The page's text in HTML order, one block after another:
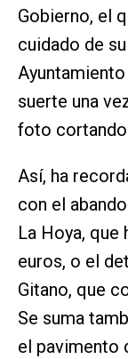
Gobierno, el
cuidado de
suerte una
foto cortando
Así, ha
con el
La Hoya,
euros, o el
Gitano, que
Se suma
el pavimento